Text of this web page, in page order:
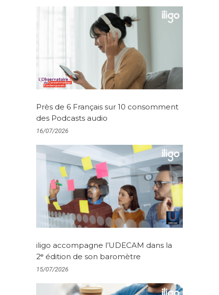
Près de 6 Français sur 10 consomment
des Podcasts audio
16/07/2026
iligo accompagne l’UDECAM dans la
2ᵉ édition de son baromètre
15/07/2026